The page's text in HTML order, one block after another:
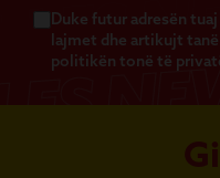
Duke futur adresën
lajmet dhe artikujt
politikën tonë të